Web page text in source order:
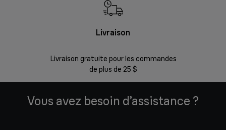
Livraison
Livraison gratuite pour les commandes
de plus de 25 $
Vous avez besoin d’assistance ?